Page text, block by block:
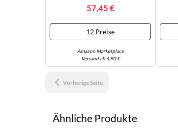
EU
57,45 €
12 Preise
Amazon Marketplace
Versand ab 4,90 €
Vorherige Seite
Ähnliche Produkte